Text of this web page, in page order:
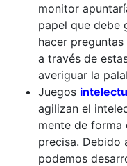
monitor
papel que debe
hacer
a través de
averiguar la
Juegos
agilizan el
mente de forma
precisa. Debido
podemos